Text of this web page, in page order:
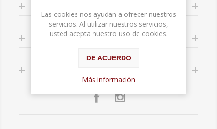
SERVICIO AL CLIENTE
Las cookies nos ayudan a ofrecer nuestros
servicios. Al utilizar nuestros servicios,
usted acepta nuestro uso de cookies.
DE ACUERDO
Más información